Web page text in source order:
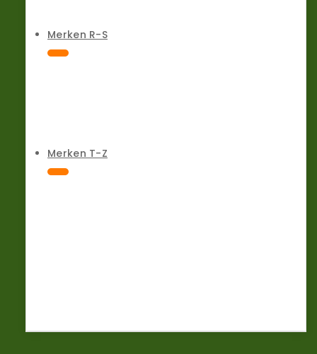
Merken R-S
Merken T-Z